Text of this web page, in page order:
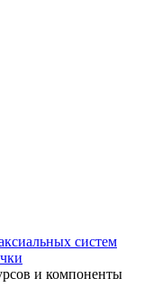
систем
и компоненты